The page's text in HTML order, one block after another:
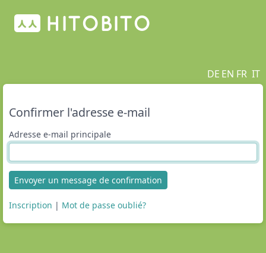
DE EN FR IT
Confirmer l'adresse e-mail
Adresse e-mail principale
Envoyer un message de confirmation
Inscription | Mot de passe oublié?